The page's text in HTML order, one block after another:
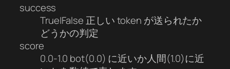
success
True|False 正しい token が送られたか
どうかの判定
score
0.0-1.0 bot(0.0) に近いか人間(1.0)に近